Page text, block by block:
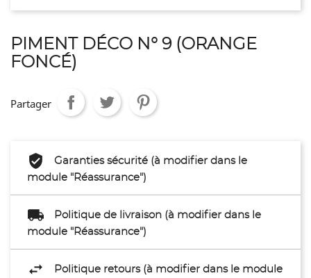
PIMENT DÉCO N° 9 (ORANGE
FONCÉ)
Partager
Garanties sécurité (à modifier dans le
module "Réassurance")
Politique de livraison (à modifier dans le
module "Réassurance")
Politique retours (à modifier dans le module